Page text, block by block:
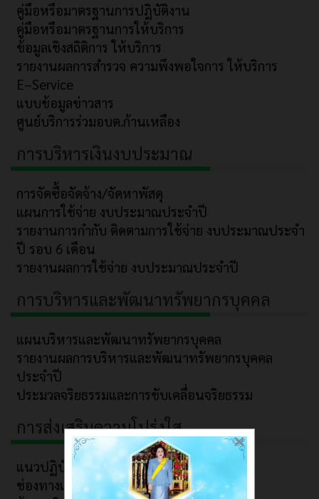
คู่มือหรือมาตรฐานการปฎิบัติงาน
คู่มือหรือมาตรฐานการให้บริการ
ข้อมูลเชิงสถิติการ ให้บริการ
รายงานผลการสำรวจ ความพึงพอใจการ ให้บริการ
E–Service
แบบข้อมูลข่าวสาร
ศูนย์บริการร่วมอบต.ก้านเหลือง
การบริหารเงินงบประมาณ
การจัดซื้อจัดจ้าง/จัดหาพัสดุ
แผนการใช้จ่าย งบประมาณประจำปี
รายงานการกำกับ ติดตามการใช้จ่าย งบประมาณประจำ
ปี รอบ 6 เดือน
รายงานผลการใช้จ่าย งบประมาณประจำปี
การบริหารและพัฒนาทรัพยากรบุคคล
แผนบริหารและพัฒนาทรัพยากรบุคคล
รายงานผลการบริหารและพัฒนาทรัพยากรบุคคล
ประจำปี
ประมวลจริยธรรมและการขับเคลื่อนจริยธรรม
การส่งเสริมความโปร่งใส
แนวปฏิบัติการจัดการเรื่องร้องเรียนการทุจริต
ช่องทางแจ้งเรื่องร้องเรียนการทุจริต
×